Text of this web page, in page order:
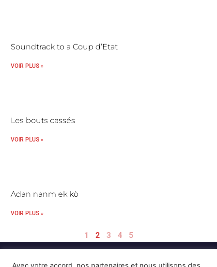
Soundtrack to a Coup d’Etat
VOIR PLUS »
Les bouts cassés
VOIR PLUS »
Adan nanm ek kò
VOIR PLUS »
1 2 3 4 5